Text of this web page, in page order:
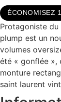
ÉCONOMISEZ
Protagoniste
plump est un
volumes
été « gonflée »,
monture
saint laurent